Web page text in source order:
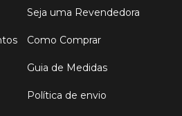
Seja uma Revendedora
Como Comprar
Guia de Medidas
Política de envio